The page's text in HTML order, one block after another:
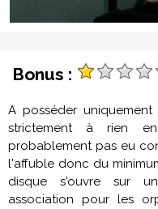
Bonus :
A posséder
strictement à rien en
probablement pas eu
l'affuble donc du
disque s'ouvre sur
association pour les